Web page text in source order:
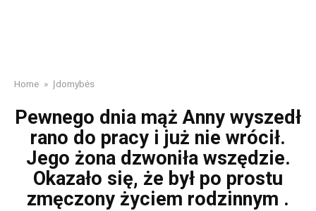
Home » Įdomybės
Pewnego dnia mąż Anny wyszedł
rano do pracy i już nie wrócił.
Jego żona dzwoniła wszędzie.
Okazało się, że był po prostu
zmęczony życiem rodzinnym .